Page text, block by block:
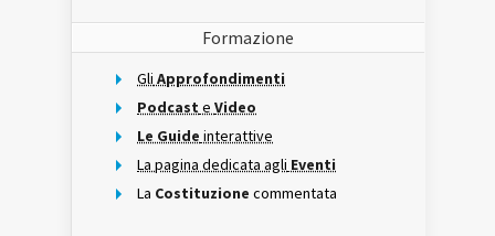
Formazione
Gli Approfondimenti
Podcast e Video
Le Guide interattive
La pagina dedicata agli Eventi
La Costituzione commentata